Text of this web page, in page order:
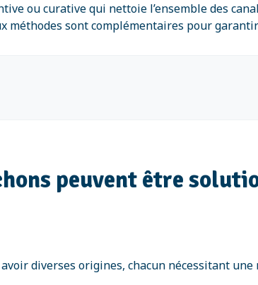
ou curative qui nettoie l’ensemble des
sont complémentaires pour
peuvent être
diverses origines, chacun nécessitant